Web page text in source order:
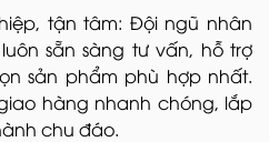
tận tâm: Đội ngũ nhân
sẵn sàng tư vấn, hỗ trợ
sản phẩm phù hợp nhất.
hàng nhanh chóng, lắp
chu đáo.